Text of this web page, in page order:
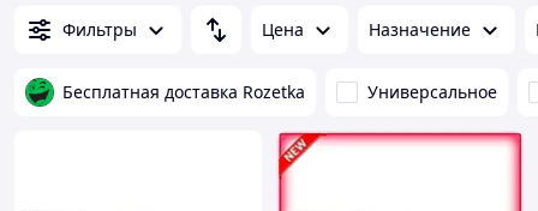
Фильтры Цена Назначение
Бесплатная доставка Rozetka Универсальное